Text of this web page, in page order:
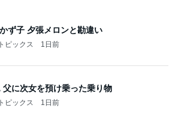
ず子 夕張メロンと勘違い
ピックス 1日前
に次女を預け乗った乗り物
ピックス 1日前